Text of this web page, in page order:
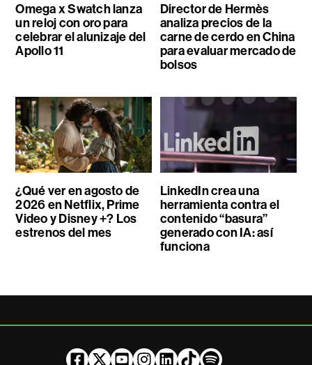
Omega x Swatch lanza
un reloj con oro para
celebrar el alunizaje del
Apollo 11
Director de Hermès
analiza precios de la
carne de cerdo en China
para evaluar mercado de
bolsos
¿Qué ver en agosto de
2026 en Netflix, Prime
Video y Disney +? Los
estrenos del mes
LinkedIn crea una
herramienta contra el
contenido “basura”
generado con IA: así
funciona